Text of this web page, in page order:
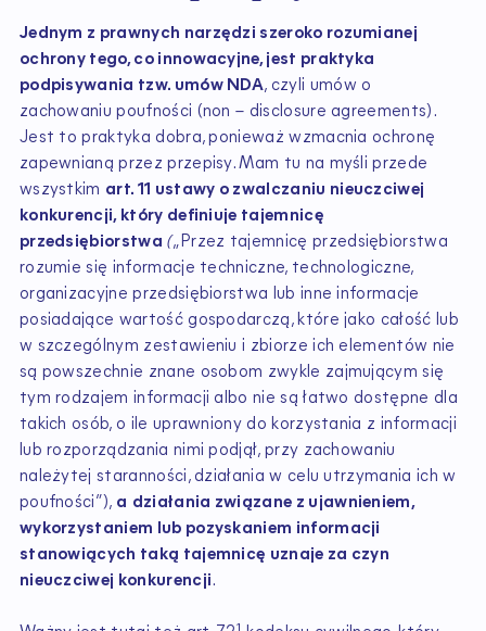
Jednym z prawnych narzędzi szeroko rozumianej
ochrony tego, co innowacyjne, jest praktyka
podpisywania tzw. umów NDA, czyli umów o
zachowaniu poufności (non – disclosure agreements).
Jest to praktyka dobra, ponieważ wzmacnia ochronę
zapewnianą przez przepisy. Mam tu na myśli przede
wszystkim art. 11 ustawy o zwalczaniu nieuczciwej
konkurencji, który definiuje tajemnicę
przedsiębiorstwa („Przez tajemnicę przedsiębiorstwa
rozumie się informacje techniczne, technologiczne,
organizacyjne przedsiębiorstwa lub inne informacje
posiadające wartość gospodarczą, które jako całość lub
w szczególnym zestawieniu i zbiorze ich elementów nie
są powszechnie znane osobom zwykle zajmującym się
tym rodzajem informacji albo nie są łatwo dostępne dla
takich osób, o ile uprawniony do korzystania z informacji
lub rozporządzania nimi podjął, przy zachowaniu
należytej staranności, działania w celu utrzymania ich w
poufności”), a działania związane z ujawnieniem,
wykorzystaniem lub pozyskaniem informacji
stanowiących taką tajemnicę uznaje za czyn
nieuczciwej konkurencji.